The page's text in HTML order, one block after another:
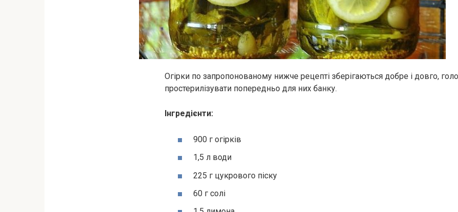
Огірки по запропонованому нижче рецепті зберігаються добре і довго,
простерилізувати попередньо для них банку.
Інгредієнти:
900 г огірків
1,5 л води
225 г цукрового піску
60 г солі